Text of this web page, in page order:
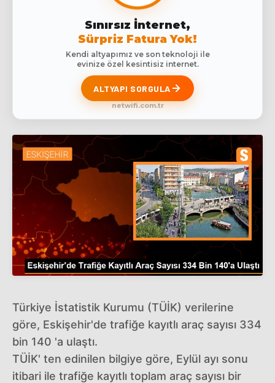
Sınırsız İnternet,
Sürpriz Fatura Yok!
Kendi altyapımız ve son teknoloji ile
evinize özel kesintisiz internet.
ALTYAPI SORGULA
netwifi.com.tr
Türkiye İstatistik Kurumu (TÜİK) verilerine
göre, Eskişehir'de trafiğe kayıtlı araç sayısı 334
bin 140 'a ulaştı.
TÜİK' ten edinilen bilgiye göre, Eylül ayı sonu
itibari ile trafiğe kayıtlı toplam araç sayısı bir